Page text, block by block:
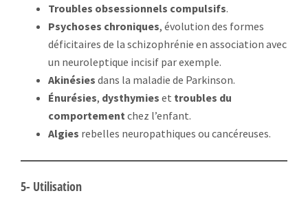
Troubles obsessionnels compulsifs.
Psychoses chroniques, évolution des formes
déficitaires de la schizophrénie en association avec
un neuroleptique incisif par exemple.
Akinésies dans la maladie de Parkinson.
Énurésies, dysthymies et troubles du
comportement chez l’enfant.
Algies rebelles neuropathiques ou cancéreuses.
5- Utilisation